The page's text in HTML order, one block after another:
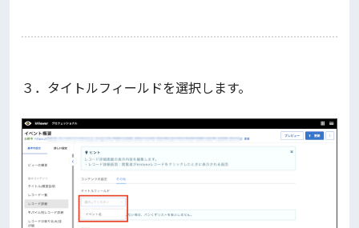
３．タイトルフィールドを選択します。